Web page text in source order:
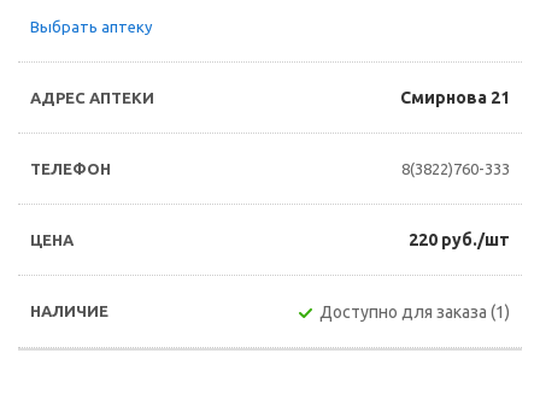
Выбрать аптеку
Смирнова 21
8(3822)760-333
220 руб./шт
Доступно для заказа (1)